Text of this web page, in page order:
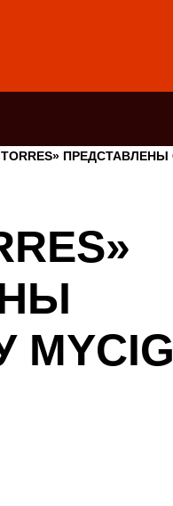
ПРЕДСТАВЛЕНЫ